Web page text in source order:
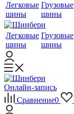
Легковые
шины
Грузовые
шины
Легковые
шины
Грузовые
шины
Онлайн-запись
Сравнение0